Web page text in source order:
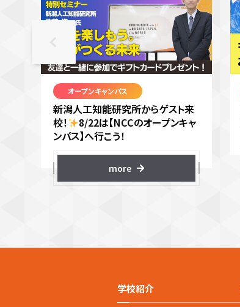
オープンキャンパス
新潟人工知能研究所からゲスト来
校！
8/22は【NCCのオープンキャ
ンパス】へ行こう！
more
学校紹介